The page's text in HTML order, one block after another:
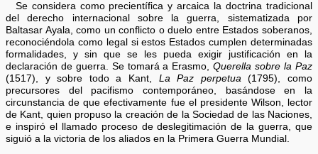
Se considera como precientífica y arcaica la doctrina tradicional
del derecho internacional sobre la guerra, sistematizada por
Baltasar Ayala, como un conflicto o duelo entre Estados soberanos,
reconociéndola como legal si estos Estados cumplen determinadas
formalidades, y sin que se les pueda exigir justificación en la
declaración de guerra. Se tomará a Erasmo,Querella sobre la Paz
(1517), y sobre todo a Kant, La Paz perpetua(1795), como
precursores del pacifismo contemporáneo, basándose en la
circunstancia de que efectivamente fue el presidente Wilson, lector
de Kant, quien propuso la creación de la Sociedad de las Naciones,
e inspiró el llamado proceso de deslegitimación de la guerra, que
siguió a la victoria de los aliados en la Primera Guerra Mundial.